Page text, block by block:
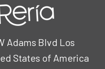
Adams Blvd Los
States of America